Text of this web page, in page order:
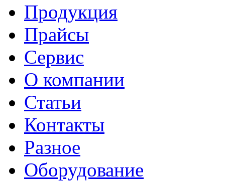
Продукция
Прайсы
Сервис
О компании
Статьи
Контакты
Разное
Оборудование